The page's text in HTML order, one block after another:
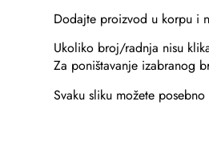
Dodajte proizvod u korpu i
Ukoliko broj/radnja nisu
Za poništavanje izabranog
Svaku sliku možete